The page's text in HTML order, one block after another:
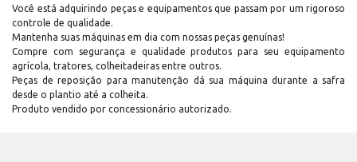
Você está adquirindo peças e equipamentos que passam por um rigoroso
controle de qualidade.
Mantenha suas máquinas em dia com nossas peças genuínas!
Compre com segurança e qualidade produtos para seu equipamento
agrícola, tratores, colheitadeiras entre outros.
Peças de reposição para manutenção dá sua máquina durante a safra
desde o plantio até a colheita.
Produto vendido por concessionário autorizado.